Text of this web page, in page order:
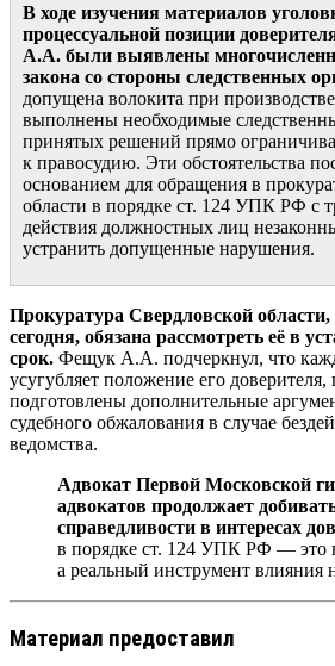
В ходе изучения материалов
процессуальной позиции
А.А. были выявлены
закона со стороны следственных
допущена волокита при
выполнены необходимые
принятых решений прямо
к правосудию. Эти обстоятельства
основанием для обращения в
области в порядке ст. 124 УПК РФ с
действия должностных лиц
устранить допущенные нарушения.
Прокуратура Свердловской
сегодня, обязана рассмотреть её в
срок. Фещук А.А. подчеркнул, что
усугубляет положение его
подготовлены дополнительные
судебного обжалования в случае
ведомства.
Адвокат Первой Московской
адвокатов продолжает
справедливости в интересах
в порядке ст. 124 УПК РФ — это
а реальный инструмент влияния
Материал предоставил